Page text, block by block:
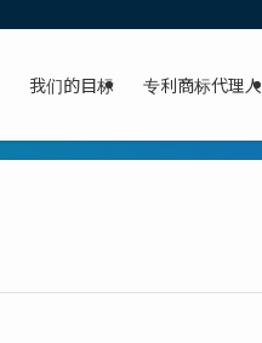
我们的目标 专利商标代理人